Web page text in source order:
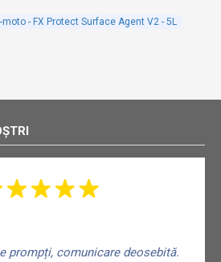
- FX Protect Surface Agent V2 - 5L
prompți, comunicare deosebită.